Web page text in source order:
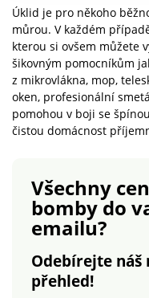
zůstává uklizená a
vaření je hned
příjemnější.Závěsný
koš má široké
psacích a pracovních
stolů nebo v dílně
kutily. Skvěle poslouží
jako úložný prostor
koše nejsou potřeba
sáčky, jeho údržba je
velmi
20 x 18 x 19 cm.Výběr
ze dvou barevných
kombinací.Praktické
odklápěcí víko
Úklid je pro někoho
můrou. V každém
kterou si ovšem můžete
šikovným pomocníkům
z mikrovlákna, mop,
oken, profesionální
pomohou v boji se
čistou domácnost
Všechny
bombydo
emailu?
Odebírejte
přehled!